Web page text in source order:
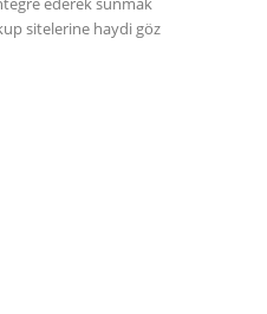
sitelerine haydi göz